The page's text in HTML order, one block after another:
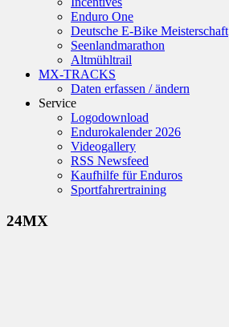
Enduro One
Deutsche E-Bike Meisterschaft
Seenlandmarathon
Altmühltrail
MX-TRACKS
Daten erfassen / ändern
Service
Logodownload
Endurokalender 2026
Videogallery
RSS Newsfeed
Kaufhilfe für Enduros
Sportfahrertraining
24MX